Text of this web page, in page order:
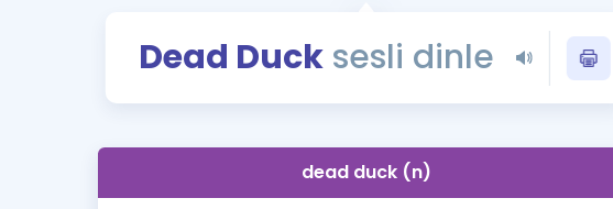
YDS - YÖKDİL
İngilizce
Dead Ducksesli dinle
dead duck (n)